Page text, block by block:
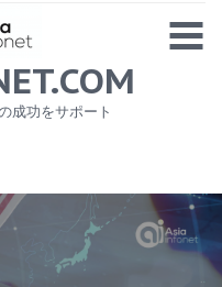
1
について
成功をサポート